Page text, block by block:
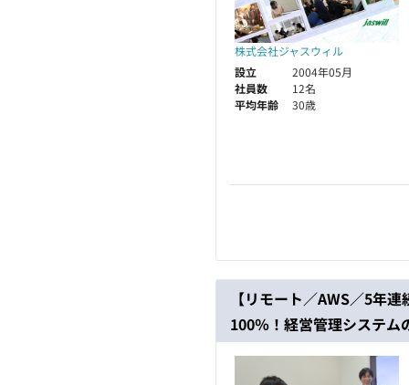
株式会社ジャスウィル
設立
2004年05月
社員数
12名
平均年齢
30歳
【リモート／AWS／5年
100％！経営管理システム